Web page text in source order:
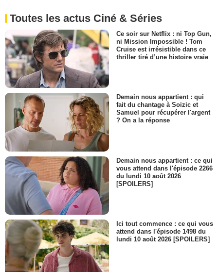
Toutes les actus Ciné & Séries
Ce soir sur Netflix : ni Top Gun,
ni Mission Impossible ! Tom
Cruise est irrésistible dans ce
thriller tiré d’une histoire vraie
Demain nous appartient : qui
fait du chantage à Soizic et
Samuel pour récupérer l'argent
? On a la réponse
Demain nous appartient : ce qui
vous attend dans l'épisode 2266
du lundi 10 août 2026
[SPOILERS]
Ici tout commence : ce qui vous
attend dans l'épisode 1498 du
lundi 10 août 2026 [SPOILERS]